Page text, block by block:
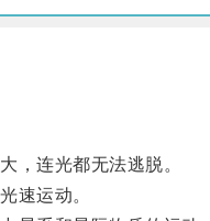
连光都无法逃脱。
速运动。